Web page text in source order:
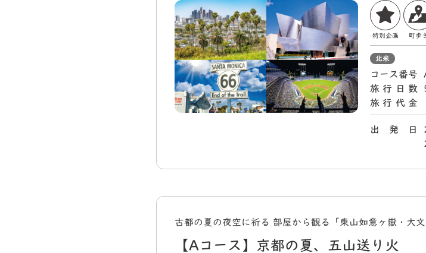
特別企画 町歩
北米
コース番号
旅行日数
旅行代金
出 発 日
古都の夏の夜空に祈る 部屋から観る「東山如意ヶ嶽・大
【Aコース】京都の夏、五山送り火